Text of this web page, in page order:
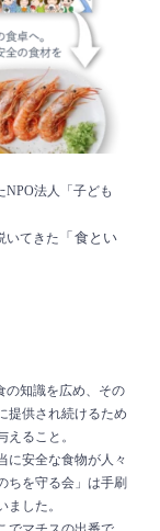
NPO法人「子ども
いてきた 「食とい
の知識を広め、その
提供され続けるため
ること。
に安全な食物が人々
ちを守る会」は手刷
した。